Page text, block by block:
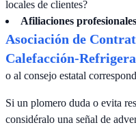
locales de clientes?
Afiliaciones profesionales
Asociación de
Calefacción-
o al consejo estatal
Si un plomero duda o evita
considéralo una señal de